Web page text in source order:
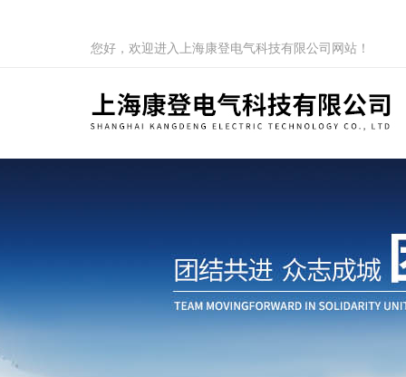
您好，欢迎进入上海康登电气科技有限公司网站！